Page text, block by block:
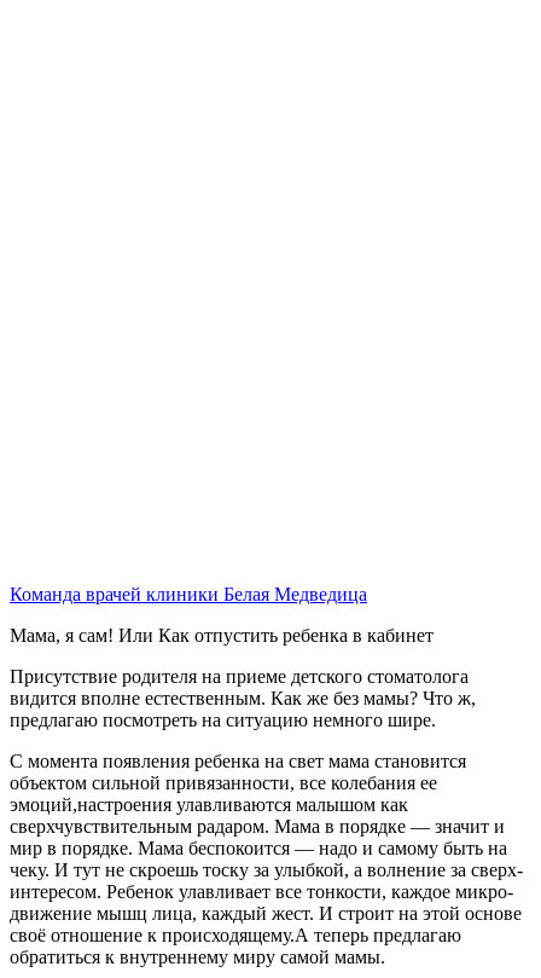
Команда врачей клиники Белая Медведица
Мама, я сам! Или Как отпустить ребенка в кабинет
Присутствие родителя на приеме детского стоматолога
видится вполне естественным. Как же без мамы? Что ж,
предлагаю посмотреть на ситуацию немного шире.
С момента появления ребенка на свет мама становится
объектом сильной привязанности, все колебания ее
эмоций,настроения улавливаются малышом как
сверхчувствительным радаром. Мама в порядке — значит и
мир в порядке. Мама беспокоится — надо и самому быть на
чеку. И тут не скроешь тоску за улыбкой, а волнение за сверх-
интересом. Ребенок улавливает все тонкости, каждое микро-
движение мышц лица, каждый жест. И строит на этой основе
своё отношение к происходящему.А теперь предлагаю
обратиться к внутреннему миру самой мамы.